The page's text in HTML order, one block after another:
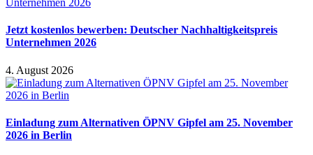
Jetzt kostenlos bewerben: Deutscher Nachhaltigkeitspreis
Unternehmen 2026
4. August 2026
Einladung zum Alternativen ÖPNV Gipfel am 25. November
2026 in Berlin